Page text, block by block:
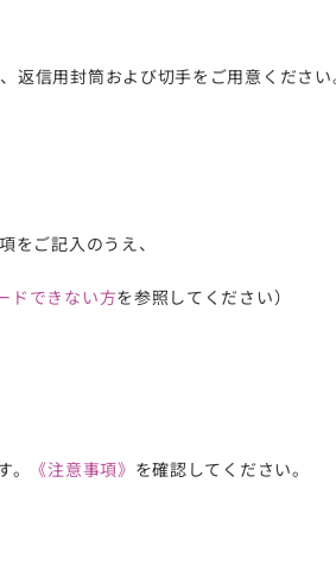
返信用封筒および切手をご用意ください
をご記入のうえ、
ドできない方を参照してください）
《注意事項》 を確認してください。